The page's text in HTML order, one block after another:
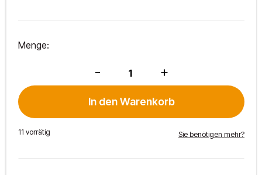
Menge:
-
2024
Menge
+
In den Warenkorb
11 vorrätig Sie benötigen mehr?